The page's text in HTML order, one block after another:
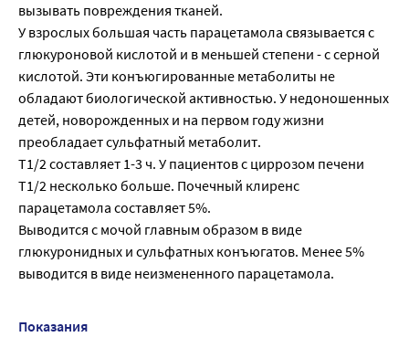
вызывать повреждения тканей.
У взрослых большая часть парацетамола связывается с
глюкуроновой кислотой и в меньшей степени - с серной
кислотой. Эти конъюгированные метаболиты не
обладают биологической активностью. У недоношенных
детей, новорожденных и на первом году жизни
преобладает сульфатный метаболит.
T1/2 составляет 1-3 ч. У пациентов с циррозом печени
T1/2 несколько больше. Почечный клиренс
парацетамола составляет 5%.
Выводится с мочой главным образом в виде
глюкуронидных и сульфатных конъюгатов. Менее 5%
выводится в виде неизмененного парацетамола.
Показания